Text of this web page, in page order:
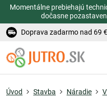
Momentálne prebiehajú
dočasne
Doprava zadarmo nad 69 €
Úvod Stavba Náradie